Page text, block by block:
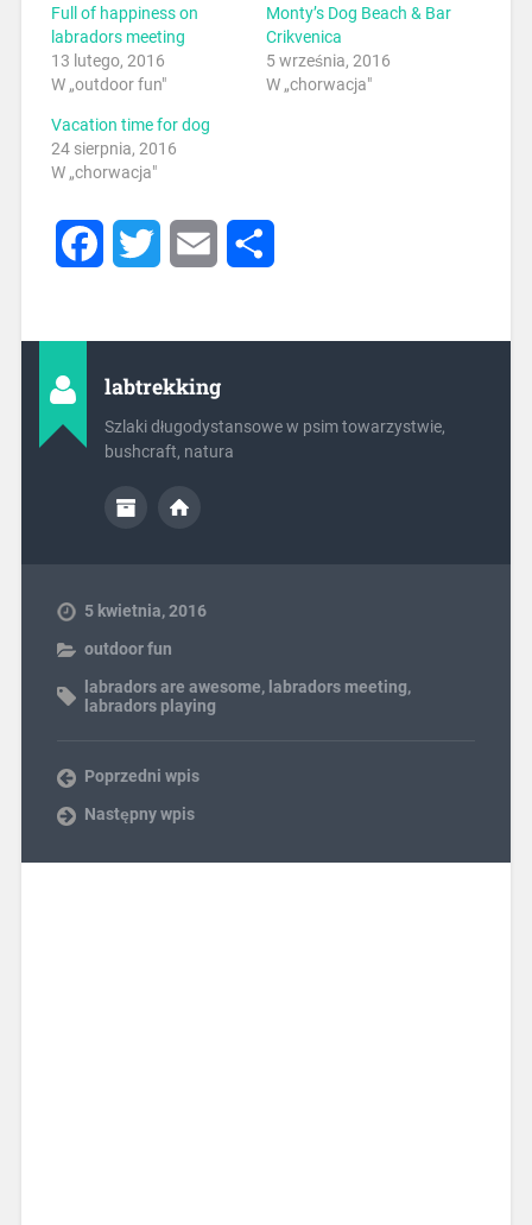
Full of happiness on
labradors meeting
13 lutego, 2016
W „outdoor fun"
Monty’s Dog Beach & Bar
Crikvenica
5 września, 2016
W „chorwacja"
Vacation time for dog
24 sierpnia, 2016
W „chorwacja"
FacebookTwitter Email
labtrekking
Szlaki długodystansowe w psim towarzystwie,
bushcraft, natura
5 kwietnia, 2016
outdoor fun
labradors are awesome, labradors meeting,
labradors playing
Poprzedni wpis
Następny wpis